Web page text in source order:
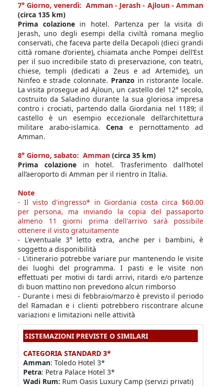
7° Giorno, venerdì: Amman - Jerash - Ajloun - Amman
(circa 135 km)
Prima colazionein hotel. Partenza per la visita di
Jerash, uno degli esempi della civiltà romana meglio
conservati, che faceva parte della Decapoli (dieci grandi
città romane d’oriente), chiamata anche Pompei dell’Est
per il suo incredibile stato di preservazione, con teatri,
chiese, templi (dedicati a Zeus e ad Artemide), un
Ninfeo e strade colonnate. Pranzo in ristorante locale.
La visita prosegue ad Ajloun, un castello del 12° secolo,
costruito da Saladino durante la sua gloriosa impresa
contro i crociati, partendo dalla Giordania nel 1189; il
castello è un esempio eccezionale dell’architettura
militare arabo-islamica.Cena e pernottamento ad
Amman.
8° Giorno, sabato: Amman (circa 35 km)
Prima colazionein hotel. Trasferimento dall’hotel
all’aeroporto di Amman per il rientro in Italia.
Note
- Il visto d'ingresso* in Giordania costa circa $60.00
per persona, ma inviando la copia del passaporto
almeno 11 giorni prima dell'arrivo sarà possibile
ottenere il visto gratuitamente
- L'eventuale 3° letto extra, anche per i bambini, è
soggetto a disponibilità
- L'itinerario potrebbe variare pur mantenendo le visite
dei luoghi del programma. I pasti e le visite non
effettuati per motivi di tardi arrivi, ritardi e/o partenze
di buon mattino non prevedono alcun rimborso
- Durante i mesi di febbraio/marzo è previsto il periodo
del Ramadan e i clienti potrebbero riscontrare alcune
variazioni e limitazioni nelle attività
SISTEMAZIONI PREVISTE O SIMILARI
CATEGORIA STANDARD 3*
Amman: Toledo Hotel 3*
Petra: Petra Palace Hotel 3*
Wadi Rum: Rum Oasis Luxury Camp (servizi privati)